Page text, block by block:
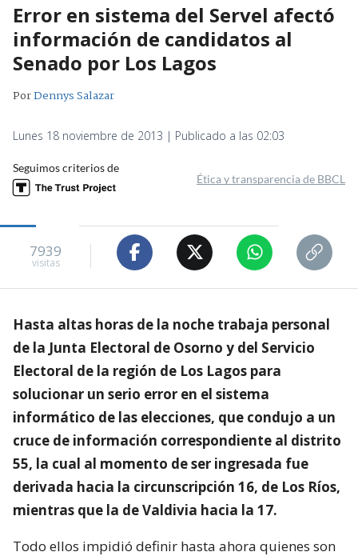
Error en sistema del Servel afectó
información de candidatos al
Senado por Los Lagos
PorDennys Salazar
Lunes 18 noviembre de 2013 | Publicado a las 02:03
Seguimos criterios de
Ética y transparencia de BBCL
7939
visitas
Hasta altas horas de la noche trabaja personal
de la Junta Electoral de Osorno y del Servicio
Electoral de la región de Los Lagos para
solucionar un serio error en el sistema
informático de las elecciones, que condujo a un
cruce de información correspondiente al distrito
55, la cual al momento de ser ingresada fue
derivada hacia la circunscripción 16, de Los Ríos,
mientras que la de Valdivia hacia la 17.
Todo ellos impidió definir hasta ahora quienes son